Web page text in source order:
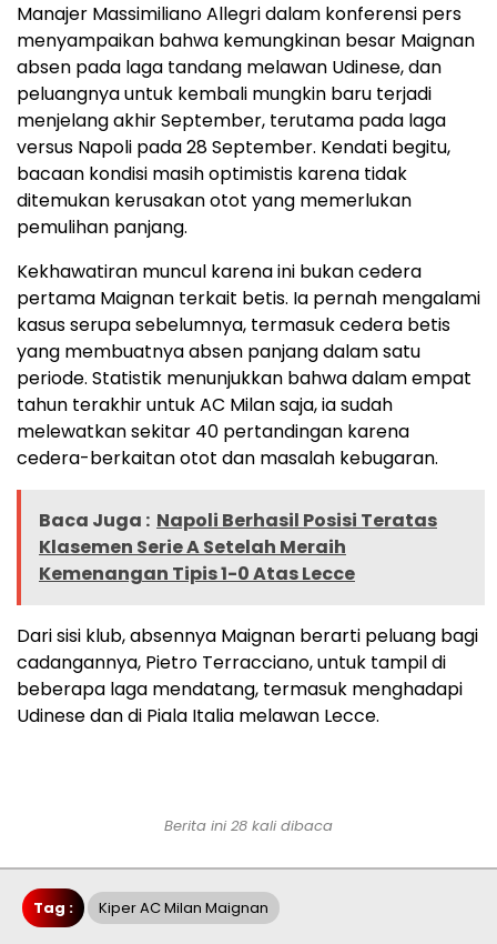
Manajer Massimiliano Allegri dalam konferensi pers
menyampaikan bahwa kemungkinan besar Maignan
absen pada laga tandang melawan Udinese, dan
peluangnya untuk kembali mungkin baru terjadi
menjelang akhir September, terutama pada laga
versus Napoli pada 28 September. Kendati begitu,
bacaan kondisi masih optimistis karena tidak
ditemukan kerusakan otot yang memerlukan
pemulihan panjang.
Kekhawatiran muncul karena ini bukan cedera
pertama Maignan terkait betis. Ia pernah mengalami
kasus serupa sebelumnya, termasuk cedera betis
yang membuatnya absen panjang dalam satu
periode. Statistik menunjukkan bahwa dalam empat
tahun terakhir untuk AC Milan saja, ia sudah
melewatkan sekitar 40 pertandingan karena
cedera-berkaitan otot dan masalah kebugaran.
Baca Juga : Napoli Berhasil Posisi Teratas
Klasemen Serie A Setelah Meraih
Kemenangan Tipis 1-0 Atas Lecce
Dari sisi klub, absennya Maignan berarti peluang bagi
cadangannya, Pietro Terracciano, untuk tampil di
beberapa laga mendatang, termasuk menghadapi
Udinese dan di Piala Italia melawan Lecce.
Berita ini 28 kali dibaca
Tag : Kiper AC Milan Maignan